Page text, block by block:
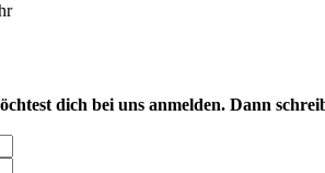
dich bei uns anmelden. Dann